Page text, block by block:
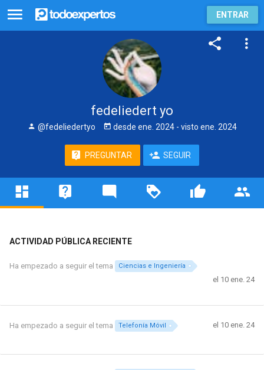
ENTRAR
fedeliedert yo
@fedeliedertyo desde ene. 2024- visto ene. 2024
PREGUNTAR SEGUIR
ACTIVIDAD PÚBLICA RECIENTE
Ha empezado a seguir el tema Ciencias e Ingeniería
el 10 ene. 24
Ha empezado a seguir el tema Telefonía Móvil el 10 ene. 24